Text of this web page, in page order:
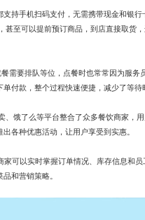
持手机扫码支付，无需携带现金和银
至可以提前预订商品，到店直接取货，
需要排队等位，点餐时也常常因为服
付款，整个过程快速便捷，减少了等待
饿了么等平台整合了众多餐饮商家，
各种优惠活动，让用户享受到实惠。
可以实时掌握订单情况、库存信息和
和营销策略。